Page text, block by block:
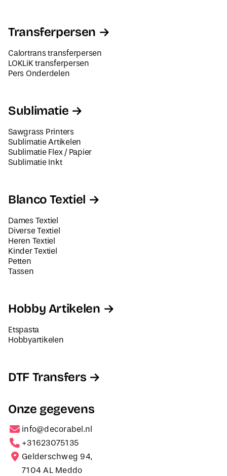
Transferpersen
Calortrans transferpersen
LOKLiK transferpersen
Pers Onderdelen
Sublimatie
Sawgrass Printers
Sublimatie Artikelen
Sublimatie Flex / Papier
Sublimatie Inkt
Blanco Textiel
Dames Textiel
Diverse Textiel
Heren Textiel
Kinder Textiel
Petten
Tassen
Hobby Artikelen
Etspasta
Hobbyartikelen
DTF Transfers
Onze gegevens
info@decorabel.nl
+31623075135
Gelderschweg 94,
7104 AL Meddo